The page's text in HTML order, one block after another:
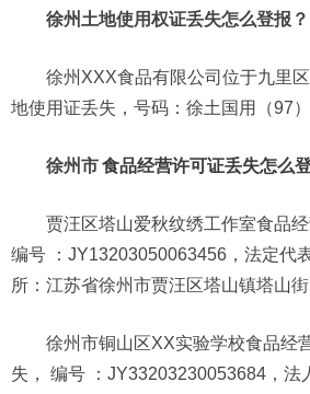
徐州土地使用权证丢失怎么登报？
徐州XXX食品有限公司位于九里
地使用证丢失，号码：徐土国用（97
徐州市食品经营许可证丢失怎么
贾汪区塔山爱秋纹绣工作室食品
编号 ：JY13203050063456，法定代
所：江苏省徐州市贾汪区塔山镇塔山街
徐州市铜山区XX实验学校食品经
失， 编号 ：JY33203230053684，法